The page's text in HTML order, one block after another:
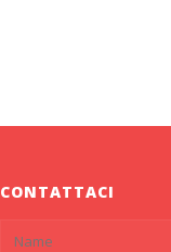
CONTATTACI